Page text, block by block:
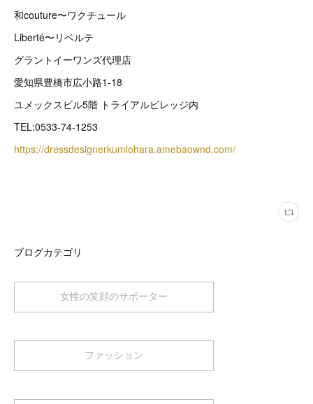
和couture〜ワクチュール
Liberté〜リベルテ
グラントイーワンズ代理店
愛知県豊橋市広小路1-18
ユメックスビル5階 トライアルビレッジ内
TEL:0533-74-1253
https://dressdesignerkumiohara.amebaownd.com/
ブログカテゴリ
女性の笑顔のサポーター
ファッション